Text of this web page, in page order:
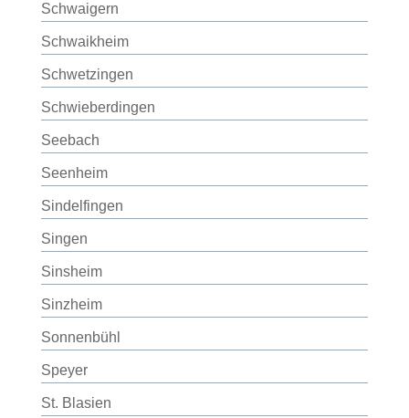
Schwaigern
Schwaikheim
Schwetzingen
Schwieberdingen
Seebach
Seenheim
Sindelfingen
Singen
Sinsheim
Sinzheim
Sonnenbühl
Speyer
St. Blasien